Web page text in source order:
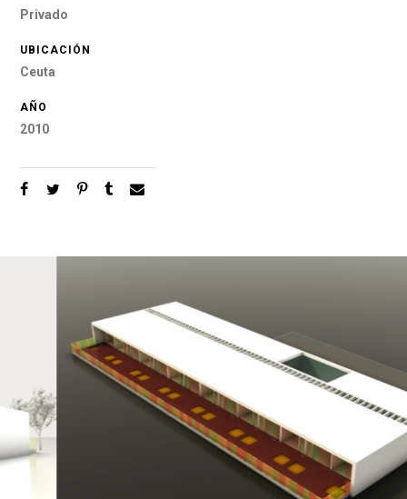
Privado
UBICACIÓN
Ceuta
AÑO
2010